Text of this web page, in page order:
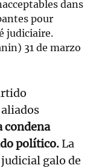
dans
pour
judiciaire.
31 de marzo
condena
político.La
galo de